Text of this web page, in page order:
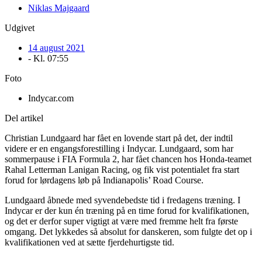
Niklas Majgaard
Udgivet
14 august 2021
- Kl. 07:55
Foto
Indycar.com
Del artikel
Christian Lundgaard har fået en lovende start på det, der indtil
videre er en engangsforestilling i Indycar. Lundgaard, som har
sommerpause i FIA Formula 2, har fået chancen hos Honda-teamet
Rahal Letterman Lanigan Racing, og fik vist potentialet fra start
forud for lørdagens løb på Indianapolis’ Road Course.
Lundgaard åbnede med syvendebedste tid i fredagens træning. I
Indycar er der kun én træning på en time forud for kvalifikationen,
og det er derfor super vigtigt at være med fremme helt fra første
omgang. Det lykkedes så absolut for danskeren, som fulgte det op i
kvalifikationen ved at sætte fjerdehurtigste tid.